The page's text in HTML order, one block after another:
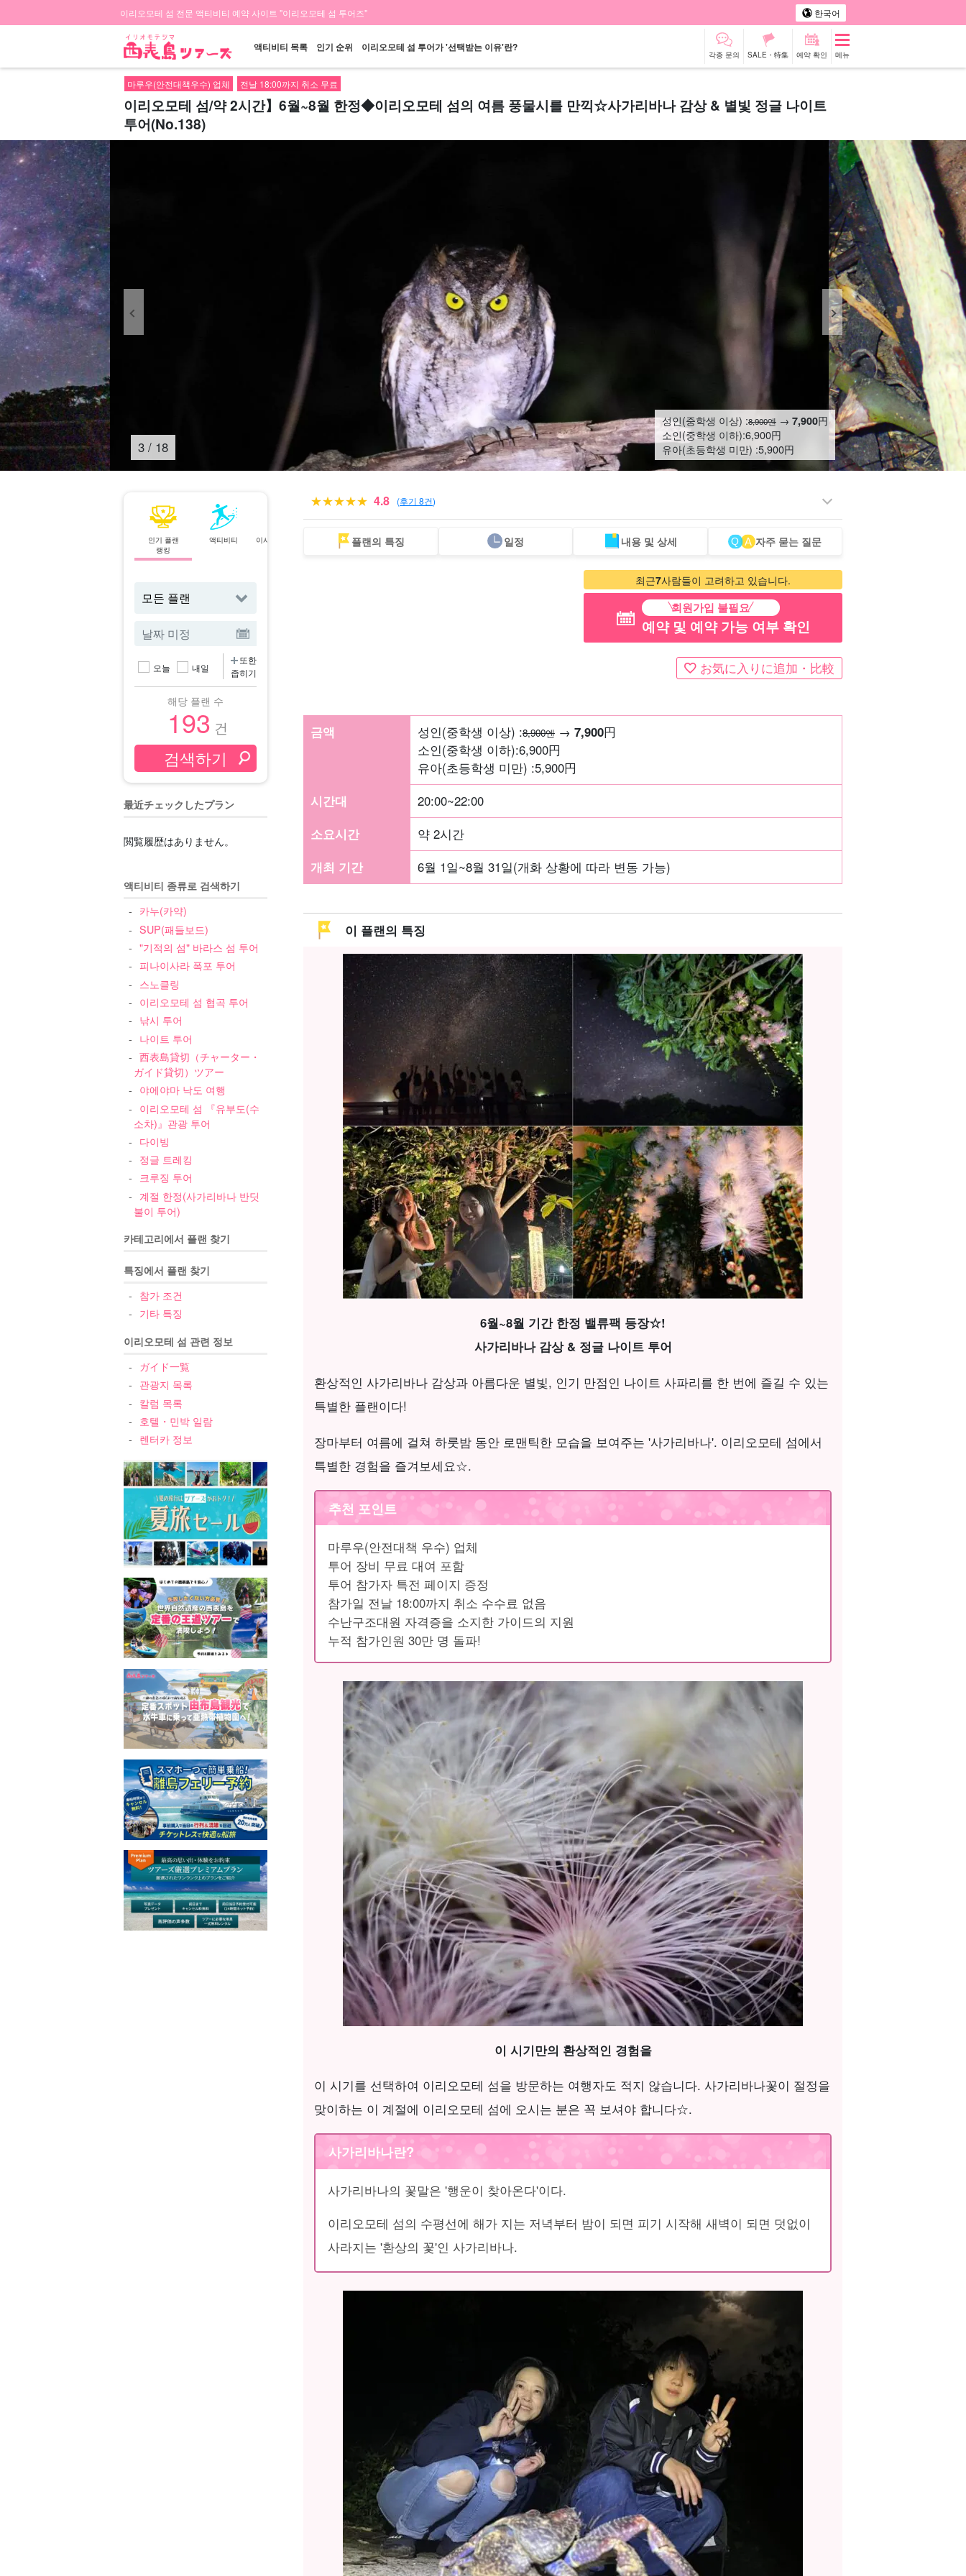
이리오모테 섬 전문 액티비티 예약 사이트 "이리오모테 섬 투어즈" 한국어
액티비티 목록 인기 순위 이리오모테 섬 투어가 '선택받는 이유'란?
각종 문의 SALE・特集 예약 확인 메뉴
마루우(안전대책우수) 업체 전날 18:00까지 취소 무료
이리오모테 섬/약 2시간】6월~8월 한정◆이리오모테 섬의 여름 풍물시를 만끽☆사가리바나 감상 & 별빛 정글 나이트
투어(No.138)
4 / 18
성인(중학생 이상) :8,900엔 → 7,900円
소인(중학생 이하):6,900円
유아(초등학생 미만) :5,900円
인기 플랜
랭킹
액티비티
이시가키섬⇄이리
당일 예약 OK
플랜
할인 혜택
세트 플랜
이리오모테 섬 "폭
포"
렌터카
오늘 내일
또한
좁히기
해당 플랜 수
193 건
最近チェックしたプラン
閲覧履歴はありません。
액티비티 종류로 검색하기
카누(카약)
SUP(패들보드)
"기적의 섬" 바라스 섬 투어
피나이사라 폭포 투어
스노클링
이리오모테 섬 협곡 투어
낚시 투어
나이트 투어
西表島貸切（チャーター・
ガイド貸切）ツアー
야에야마 낙도 여행
이리오모테 섬 『유부도(수
소차)』관광 투어
다이빙
정글 트레킹
크루징 투어
계절 한정(사가리바나 반딧
불이 투어)
카테고리에서 플랜 찾기
특징에서 플랜 찾기
참가 조건
기타 특징
이리오모테 섬 관련 정보
ガイド一覧
관광지 목록
칼럼 목록
호텔・민박 일람
렌터카 정보
4.8 (후기 8건)
플랜의 특징 일정 내용 및 상세 자주 묻는 질문
최근7사람들이 고려하고 있습니다.
회원가입 불필요
예약 및 예약 가능 여부 확인
お気に入りに追加・比較
금액 성인(중학생 이상) :8,900엔 → 7,900円
소인(중학생 이하):6,900円
유아(초등학생 미만) :5,900円
시간대
20:00~22:00
소요시간
약 2시간
개최 기간
6월 1일~8월 31일(개화 상황에 따라 변동 가능)
이 플랜의 특징
6월~8월 기간 한정 밸류팩 등장☆!
사가리바나 감상 & 정글 나이트 투어
환상적인 사가리바나 감상과 아름다운 별빛, 인기 만점인 나이트 사파리를 한 번에 즐길 수 있는
특별한 플랜이다!
장마부터 여름에 걸쳐 하룻밤 동안 로맨틱한 모습을 보여주는 '사가리바나'. 이리오모테 섬에서
특별한 경험을 즐겨보세요☆.
추천 포인트
마루우(안전대책 우수) 업체
투어 장비 무료 대여 포함
투어 참가자 특전 페이지 증정
참가일 전날 18:00까지 취소 수수료 없음
수난구조대원 자격증을 소지한 가이드의 지원
누적 참가인원 30만 명 돌파!
이 시기만의 환상적인 경험을
이 시기를 선택하여 이리오모테 섬을 방문하는 여행자도 적지 않습니다. 사가리바나꽃이 절정을
맞이하는 이 계절에 이리오모테 섬에 오시는 분은 꼭 보셔야 합니다☆.
사가리바나란?
사가리바나의 꽃말은 '행운이 찾아온다'이다.
이리오모테 섬의 수평선에 해가 지는 저녁부터 밤이 되면 피기 시작해 새벽이 되면 덧없이
사라지는 '환상의 꽃'인 사가리바나.